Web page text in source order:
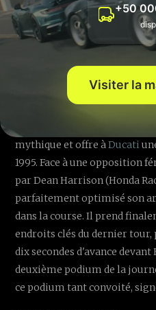
🔟 Darren Hope / Lenny
⚡ Supersport
historique de
sur Ducati ⚡
mythique et offre àDucati
1995. Face à une opposition
par Dean Harrison (Honda
parfaitement optimisé son
dans la course. Il prend
endroits clés du dernier
dix secondes d'avance
deuxième podium de la
ce podium tant convoité,
+50
Visiter la